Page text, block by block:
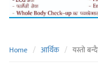
Home आर्थिक यस्तो